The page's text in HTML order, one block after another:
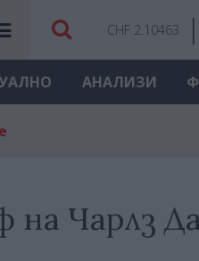
CHF 2.10463
АНАЛИЗИ
на Чарлз